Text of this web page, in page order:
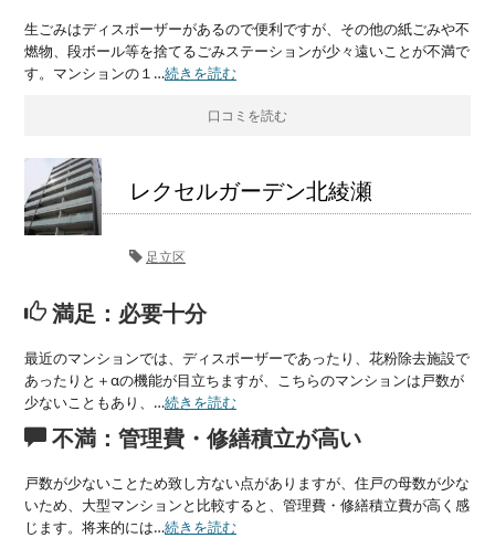
生ごみはディスポーザーがあるので便利ですが、その他の紙ごみや不
燃物、段ボール等を捨てるごみステーションが少々遠いことが不満で
す。マンションの１…続きを読む
口コミを読む
レクセルガーデン北綾瀬
足立区
満足：必要十分
最近のマンションでは、ディスポーザーであったり、花粉除去施設で
あったりと＋αの機能が目立ちますが、こちらのマンションは戸数が
少ないこともあり、…続きを読む
不満：管理費・修繕積立が高い
戸数が少ないことため致し方ない点がありますが、住戸の母数が少な
いため、大型マンションと比較すると、管理費・修繕積立費が高く感
じます。将来的には…続きを読む